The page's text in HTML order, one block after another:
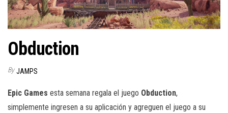
Obduction
By JAMPS
Epic Games esta semana regala el juego Obduction,
simplemente ingresen a su aplicación y agreguen el juego a su